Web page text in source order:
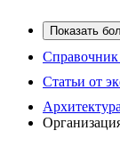
Показать
Статьи от